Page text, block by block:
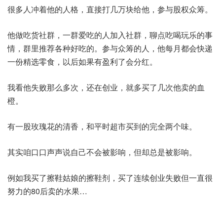
很多人冲着他的人格，直接打几万块给他，参与股权众筹。
他做吃货社群，一群爱吃的人加入社群，聊点吃喝玩乐的事
情，群里推荐各种好吃的。参与众筹的人，他每月都会快递
一份精选零食，以后如果有盈利了会分红。
我看他失败那么多次，还在创业，就多买了几次他卖的血
橙。
有一股玫瑰花的清香，和平时超市买到的完全两个味。
其实咱口口声声说自己不会被影响，但却总是被影响。
例如我买了擦鞋姑娘的擦鞋剂，买了连续创业失败但一直很
努力的80后卖的水果…